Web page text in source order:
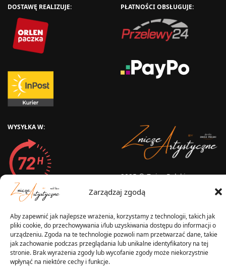
Zarządzaj zgodą
Aby zapewnić jak najlepsze wrażenia, korzystamy z technologii, takich jak
pliki cookie, do przechowywania i/lub uzyskiwania dostępu do informacji o
urządzeniu. Zgoda na te technologie pozwoli nam przetwarzać dane, takie
jak zachowanie podczas przeglądania lub unikalne identyfikatory na tej
stronie. Brak wyrażenia zgody lub wycofanie zgody może niekorzystnie
wpłynąć na niektóre cechy i funkcje.
DOSTAWĘ REALIZUJE: PŁATNOŚCI OBSŁUGUJE:
WYSYŁKA W:
2025 © Znicz Polski -
Wytwórnia Zniczy
Wszelkie prawa zastrzeżone